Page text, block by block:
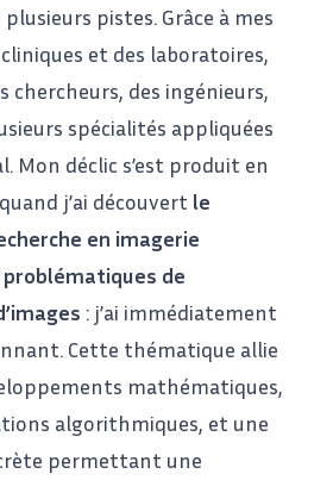
plusieurs pistes. Grâce à mes
et des laboratoires,
chercheurs, des ingénieurs,
spécialités appliquées
Mon déclic s’est produit en
j’ai découvert le
en imagerie
de
: j’ai immédiatement
Cette thématique allie
mathématiques,
algorithmiques, et une
permettant une